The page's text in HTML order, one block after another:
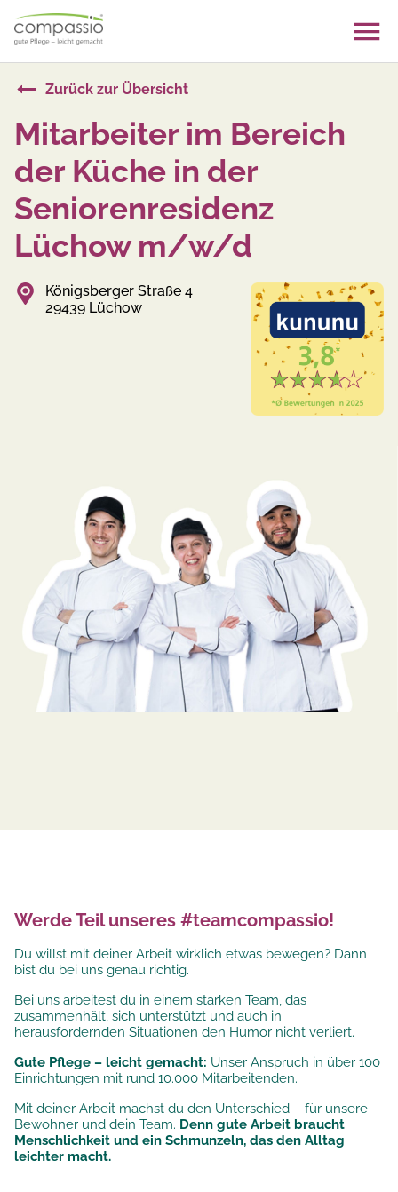
content
Zurück zur Übersicht
Mitarbeiter im Bereich
der Küche in der
Seniorenresidenz
Lüchow m/w/d
Königsberger Straße 4
29439 Lüchow
Werde Teil unseres #teamcompassio!
Du willst mit deiner Arbeit wirklich etwas bewegen? Dann
bist du bei uns genau richtig.
Bei uns arbeitest du in einem starken Team, das
zusammenhält, sich unterstützt und auch in
herausfordernden Situationen den Humor nicht verliert.
Gute Pflege – leicht gemacht: Unser Anspruch in über 100
Einrichtungen mit rund 10.000 Mitarbeitenden.
Mit deiner Arbeit machst du den Unterschied – für unsere
Bewohner und dein Team. Denn gute Arbeit braucht
Menschlichkeit und ein Schmunzeln, das den Alltag
leichter macht.